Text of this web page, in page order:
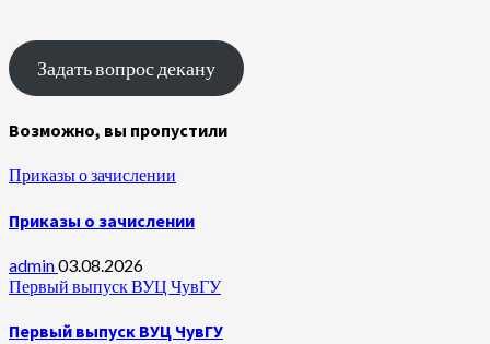
Задать вопрос декану
Возможно, вы пропустили
Приказы о зачислении
Приказы о зачислении
admin03.08.2026
Первый выпуск ВУЦ ЧувГУ
Первый выпуск ВУЦ ЧувГУ